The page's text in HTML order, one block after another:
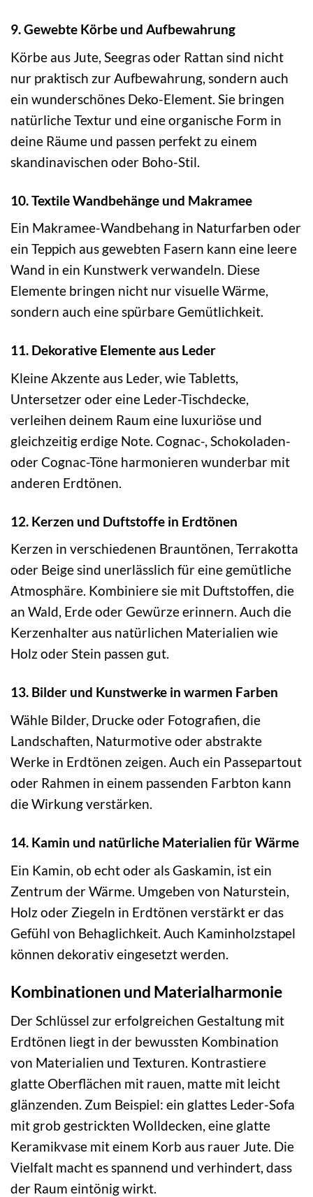
9. Gewebte Körbe und Aufbewahrung
Körbe aus Jute, Seegras oder Rattan sind nicht
nur praktisch zur Aufbewahrung, sondern auch
ein wunderschönes Deko-Element. Sie bringen
natürliche Textur und eine organische Form in
deine Räume und passen perfekt zu einem
skandinavischen oder Boho-Stil.
10. Textile Wandbehänge und Makramee
Ein Makramee-Wandbehang in Naturfarben oder
ein Teppich aus gewebten Fasern kann eine leere
Wand in ein Kunstwerk verwandeln. Diese
Elemente bringen nicht nur visuelle Wärme,
sondern auch eine spürbare Gemütlichkeit.
11. Dekorative Elemente aus Leder
Kleine Akzente aus Leder, wie Tabletts,
Untersetzer oder eine Leder-Tischdecke,
verleihen deinem Raum eine luxuriöse und
gleichzeitig erdige Note. Cognac-, Schokoladen-
oder Cognac-Töne harmonieren wunderbar mit
anderen Erdtönen.
12. Kerzen und Duftstoffe in Erdtönen
Kerzen in verschiedenen Brauntönen, Terrakotta
oder Beige sind unerlässlich für eine gemütliche
Atmosphäre. Kombiniere sie mit Duftstoffen, die
an Wald, Erde oder Gewürze erinnern. Auch die
Kerzenhalter aus natürlichen Materialien wie
Holz oder Stein passen gut.
13. Bilder und Kunstwerke in warmen Farben
Wähle Bilder, Drucke oder Fotografien, die
Landschaften, Naturmotive oder abstrakte
Werke in Erdtönen zeigen. Auch ein Passepartout
oder Rahmen in einem passenden Farbton kann
die Wirkung verstärken.
14. Kamin und natürliche Materialien für Wärme
Ein Kamin, ob echt oder als Gaskamin, ist ein
Zentrum der Wärme. Umgeben von Naturstein,
Holz oder Ziegeln in Erdtönen verstärkt er das
Gefühl von Behaglichkeit. Auch Kaminholzstapel
können dekorativ eingesetzt werden.
Kombinationen und Materialharmonie
Der Schlüssel zur erfolgreichen Gestaltung mit
Erdtönen liegt in der bewussten Kombination
von Materialien und Texturen. Kontrastiere
glatte Oberflächen mit rauen, matte mit leicht
glänzenden. Zum Beispiel: ein glattes Leder-Sofa
mit grob gestrickten Wolldecken, eine glatte
Keramikvase mit einem Korb aus rauer Jute. Die
Vielfalt macht es spannend und verhindert, dass
der Raum eintönig wirkt.